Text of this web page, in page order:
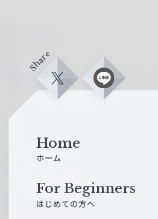
Share
X L
Home
ホーム
For Beginners
はじめての方へ